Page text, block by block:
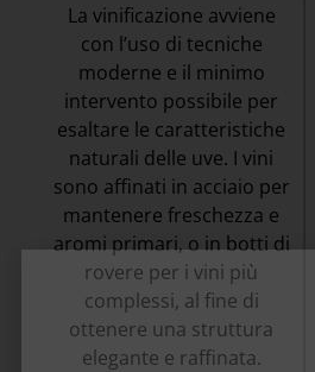
La vinificazione avviene
con l’uso di tecniche
moderne e il minimo
intervento possibile per
esaltare le caratteristiche
naturali delle uve. I vini
sono affinati in acciaio per
mantenere freschezza e
aromi primari, o in botti di
rovere per i vini più
complessi, al fine di
ottenere una struttura
elegante e raffinata.